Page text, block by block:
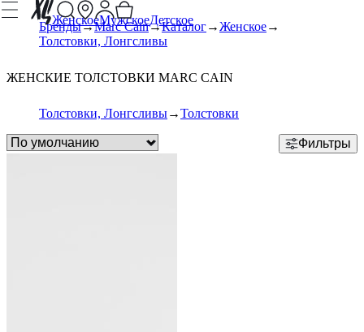
ЖенскоеМужскоеДетское
Бренды Marc Cain Каталог
Женское
Толстовки, Лонгсливы
ЖЕНСКИЕ ТОЛСТОВКИ MARC CAIN
Толстовки, Лонгсливы Толстовки
Фильтры